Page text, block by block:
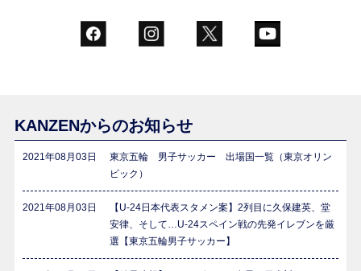
KANZENからのお知らせ
2021年08月03日
東京五輪 男子サッカー 出場国一覧（東京オリン
ピック）
2021年08月03日
【U-24日本代表スタメン案】2列目に久保建英、堂
安律、そして…U-24スペイン戦の先発イレブンを厳
選【東京五輪男子サッカー】